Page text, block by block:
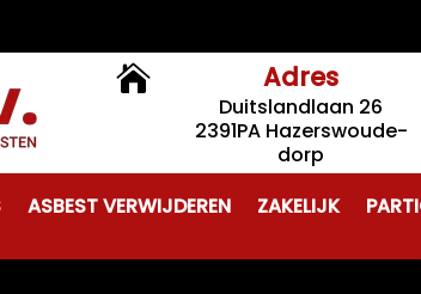
 Adres
Duitslandlaan 26
2391PA Hazerswoude-
dorp
ASBEST VERWIJDEREN ZAKELIJK